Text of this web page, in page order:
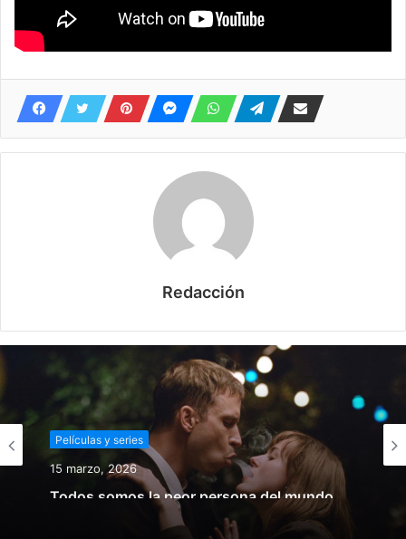
Redacción
Películas y series
15 marzo, 2026
Todos somos la peor persona del mundo